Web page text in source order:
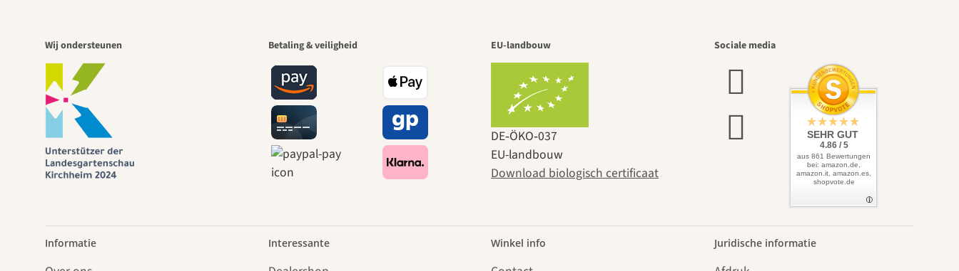
Wij ondersteunen Betaling & veiligheid EU-landbouw
DE‑ÖKO‑037
EU-landbouw
Download biologisch certificaat
Sociale media
SEHR GUT
4.86 / 5
aus 861 Bewertungen
bei: amazon.de,
amazon.it, amazon.es,
shopvote.de
Informatie Interessante Winkel info Juridische informatie